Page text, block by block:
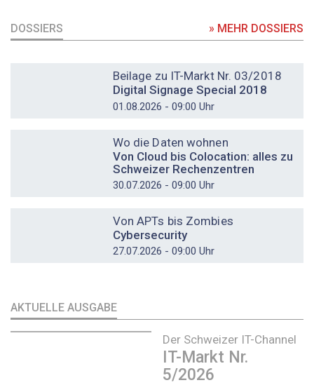
DOSSIERS » MEHR DOSSIERS
Beilage zu IT-Markt Nr. 03/2018
Digital Signage Special 2018
01.08.2026 - 09:00 Uhr
Wo die Daten wohnen
Von Cloud bis Colocation: alles zu
Schweizer Rechenzentren
30.07.2026 - 09:00 Uhr
Von APTs bis Zombies
Cybersecurity
27.07.2026 - 09:00 Uhr
AKTUELLE AUSGABE
Der Schweizer IT-Channel
IT-Markt Nr.
5/2026